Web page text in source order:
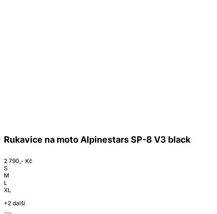
Rukavice na moto Alpinestars SP-8 V3 black
2 790,- Kč
S
M
L
XL
+2 další